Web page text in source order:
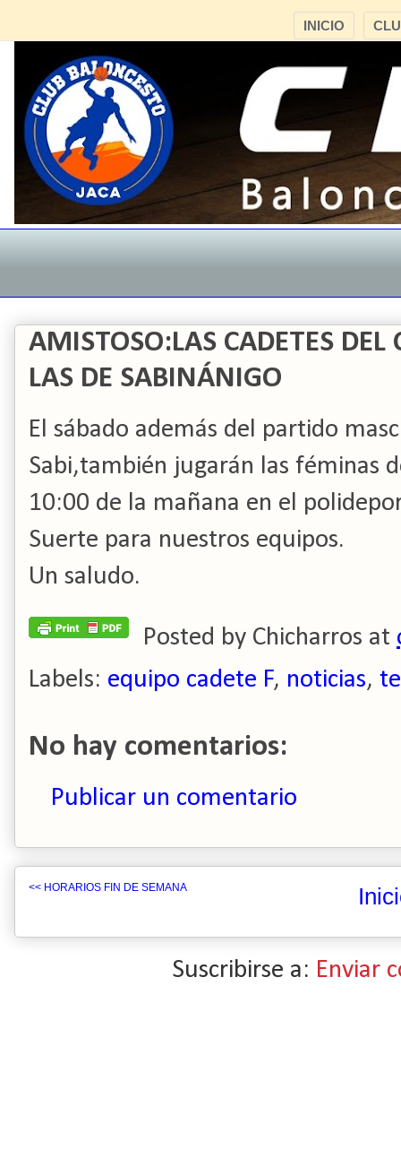
INICIO
AMISTOSO:LAS CADETES DEL
LAS DE SABINÁNIGO
El sábado además del partido
Sabi,también jugarán las féminas
10:00 de la mañana en el
Suerte para nuestros equipos.
Un saludo.
Posted by Chicharros at
Labels: equipo cadete F, noticias,
No hay comentarios:
Publicar un comentario
<< HORARIOS FIN DE SEMANA
Suscribirse a: Enviar